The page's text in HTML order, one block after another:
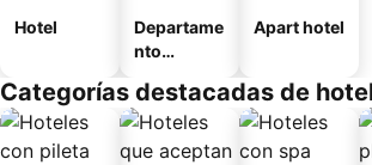
Hotel
Departame
nto
Apart hotel
Categorías destacadas de